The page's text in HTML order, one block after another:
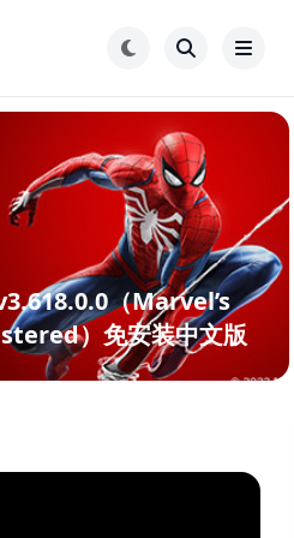
常见问题解答
永久地址
（Marvel’s
）免安装中文版